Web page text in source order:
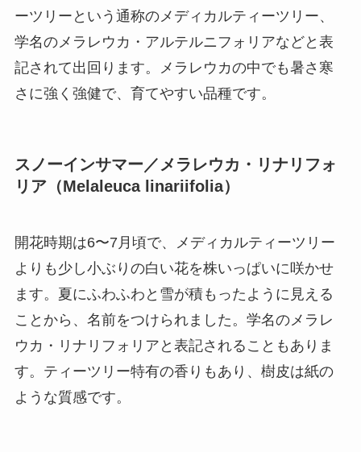
ーツリーという通称のメディカルティーツリー、
学名のメラレウカ・アルテルニフォリアなどと表
記されて出回ります。メラレウカの中でも暑さ寒
さに強く強健で、育てやすい品種です。
スノーインサマー／メラレウカ・リナリフォ
リア（Melaleuca linariifolia）
開花時期は6〜7月頃で、メディカルティーツリー
よりも少し小ぶりの白い花を株いっぱいに咲かせ
ます。夏にふわふわと雪が積もったように見える
ことから、名前をつけられました。学名のメラレ
ウカ・リナリフォリアと表記されることもありま
す。ティーツリー特有の香りもあり、樹皮は紙の
ような質感です。